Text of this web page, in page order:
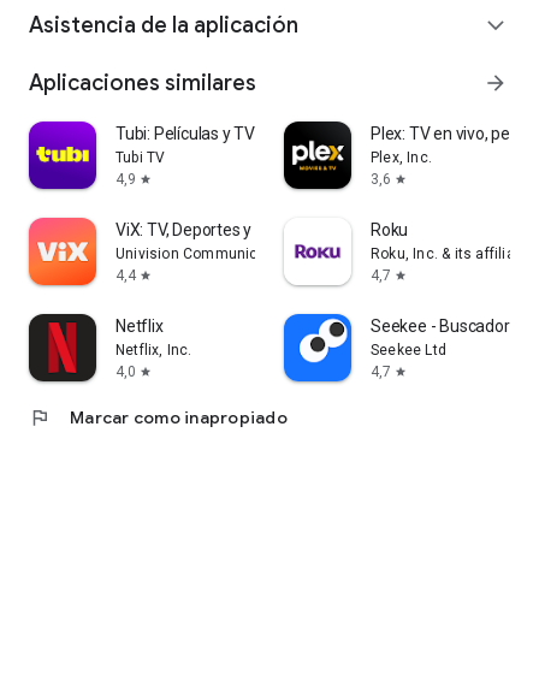
Asistencia de la aplicación expand_more
Aplicaciones similares arrow_forward
Tubi: Películas y TV gratis
Tubi TV
4,9 star
Plex: TV en vivo, pelis
Plex, Inc.
3,6 star
ViX: TV, Deportes y Noticias
Univision Communications Inc.
4,4 star
Roku
Roku, Inc. & its affiliates
4,7 star
Netflix
Netflix, Inc.
4,0 star
Seekee - Buscador de
Seekee Ltd
4,7 star
flag Marcar como inapropiado